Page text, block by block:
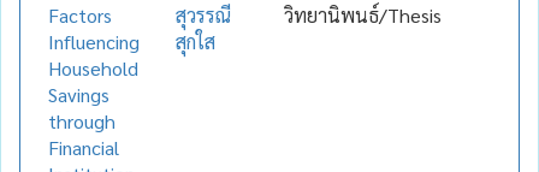
Factors
Influencing
Household
Savings
through
Financial
สุวรรณี
สุกใส
วิทยานิพนธ์/Thesis